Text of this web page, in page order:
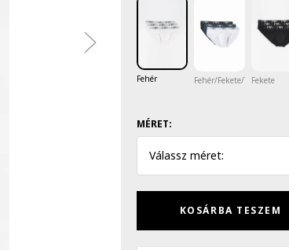
Fehér Fehér/Fekete/Tengerészkék
Fekete
MÉRET:
Válassz méret:
KOSÁRBA TESZEM